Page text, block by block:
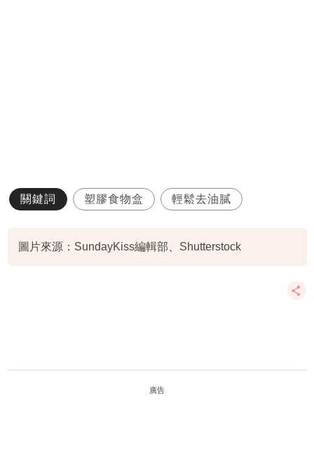
關鍵詞 塑膠食物盒 輕鬆去油膩
圖片來源：SundayKiss編輯部、Shutterstock
廣告